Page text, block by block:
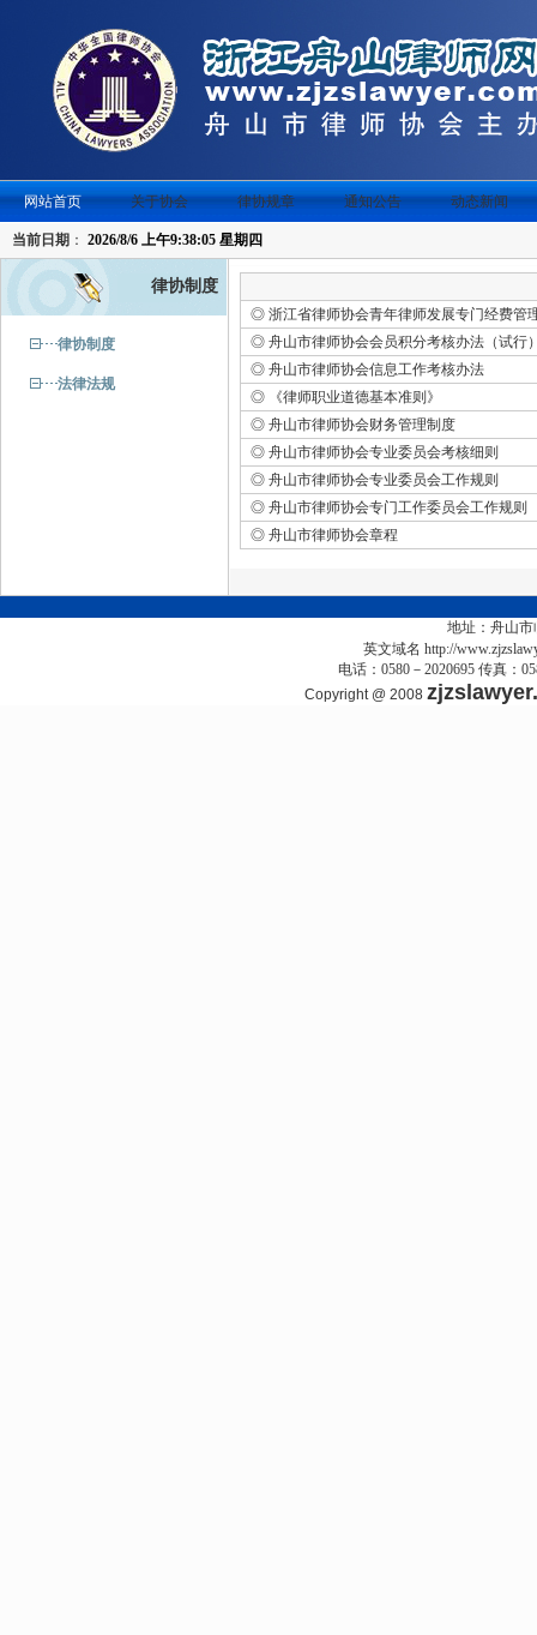
网站首页 关于协会 律协规章 通知公告 动态新闻
当前日期 ： 2026/8/6 上午9:38:05 星期四
律协制度
律协制度
法律法规
◎ 浙江省律师协会青年律师发展专门经费管
◎ 舟山市律师协会会员积分考核办法（试行
◎ 舟山市律师协会信息工作考核办法
◎ 《律师职业道德基本准则》
◎ 舟山市律师协会财务管理制度
◎ 舟山市律师协会专业委员会考核细则
◎ 舟山市律师协会专业委员会工作规则
◎ 舟山市律师协会专门工作委员会工作规则
◎ 舟山市律师协会章程
地址：舟山市
英文域名 http://
电话：0580－2020695 传真：
Copyright @ 2008